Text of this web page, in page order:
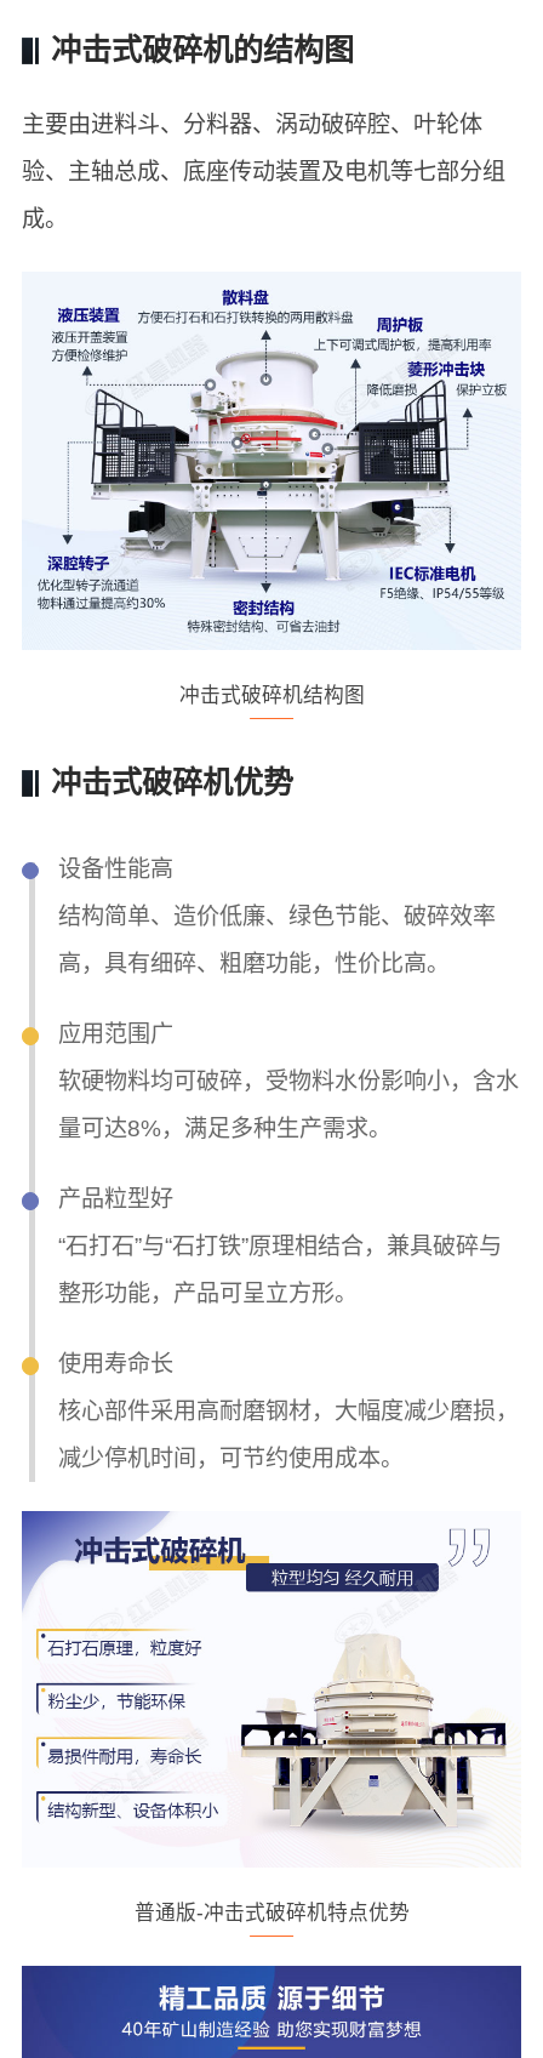
冲击式破碎机的结构图
主要由进料斗、分料器、涡动破碎腔、叶轮体
验、主轴总成、底座传动装置及电机等七部分组
成。
冲击式破碎机结构图
冲击式破碎机优势
设备性能高
结构简单、造价低廉、绿色节能、破碎效率
高，具有细碎、粗磨功能，性价比高。
应用范围广
软硬物料均可破碎，受物料水份影响小，含水
量可达8%，满足多种生产需求。
产品粒型好
“石打石”与“石打铁”原理相结合，兼具破碎与
整形功能，产品可呈立方形。
使用寿命长
核心部件采用高耐磨钢材，大幅度减少磨损，
减少停机时间，可节约使用成本。
普通版-冲击式破碎机特点优势